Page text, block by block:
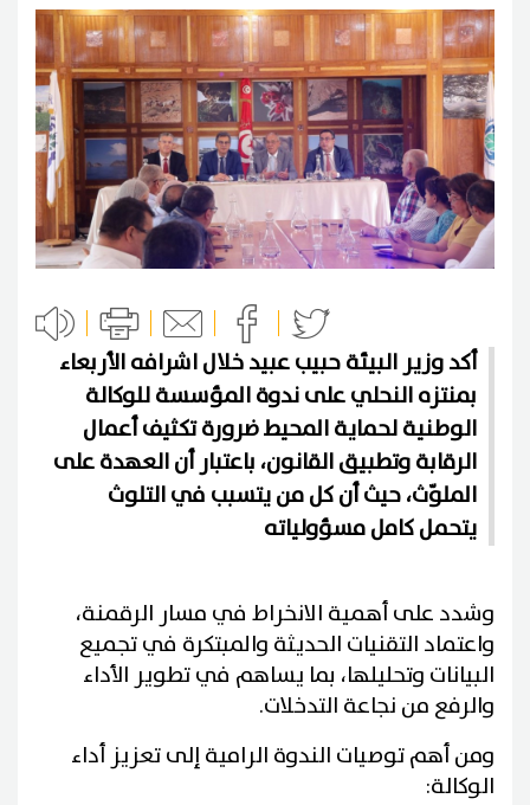
أكد وزير البيئة حبيب عبيد خلال اشرافه الأربعاء
بمنتزه النحلي على ندوة المؤسسة للوكالة
الوطنية لحماية المحيط ضرورة تكثيف أعمال
الرقابة وتطبيق القانون، باعتبار أن العهدة على
الملوّث، حيث أن كل من يتسبب في التلوث
يتحمل كامل مسؤولياته
وشدد على أهمية الانخراط في مسار الرقمنة،
واعتماد التقنيات الحديثة والمبتكرة في تجميع
البيانات وتحليلها، بما يساهم في تطوير الأداء
والرفع من نجاعة التدخلات.
ومن أهم توصيات الندوة الرامية إلى تعزيز أداء
الوكالة: